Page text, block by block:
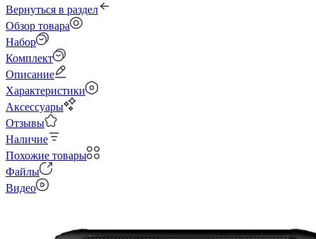
Вернуться в раздел
Обзор товара
Набор
Комплект
Описание
Характеристики
Аксессуары
Отзывы
Наличие
Похожие товары
Файлы
Видео